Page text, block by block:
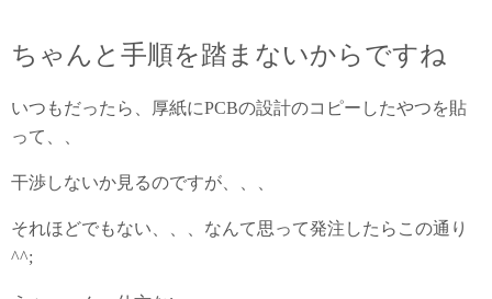
ちゃんと手順を踏まないからですね
いつもだったら、厚紙にPCBの設計のコピーしたやつを貼
って、、
干渉しないか見るのですが、、、
それほどでもない、、、なんて思って発注したらこの通り
^^;